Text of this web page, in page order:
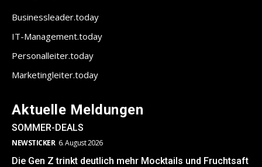
Businessleader.today
IT-Management.today
Personalleiter.today
Marketingleiter.today
Aktuelle Meldungen
SOMMER-DEALS
NEWSTICKER 6. August 2026
Die Gen Z trinkt deutlich mehr Mocktails und Fruchtsaft